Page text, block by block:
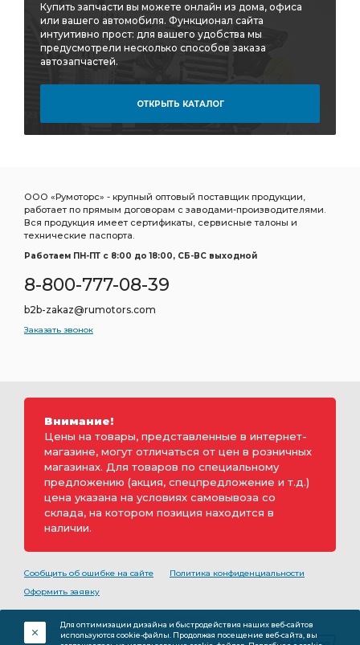
Купить запчасти вы можете онлайн из дома, офиса
или вашего автомобиля. Функционал сайта
интуитивно прост: для вашего удобства мы
предусмотрели несколько способов заказа
автозапчастей.
ОТКРЫТЬ КАТАЛОГ
ООО «Румоторс» - крупный оптовый поставщик продукции,
работает по прямым договорам с заводами-производителями.
Вся продукция имеет сертификаты, сервисные талоны и
технические паспорта.
Работаем ПН-ПТ c 8:00 до 18:00, СБ-ВС выходной
8-800-777-08-39
b2b-zakaz@rumotors.com
Заказать звонок
Внимание!
Цены на товары, представленные в интернет-
магазине, могут отличаться от цен в розничных
магазинах. Для товаров по специальному
предложению (акция, спецпредложение и т.д.)
цена указана на условиях самовывоза со
склада, на котором позиция находится в
наличии.
Сообщить об ошибке на сайте
Политика конфиденциальности
Оформить заявку
обозначением ООО «РуМоторс». Все права на
разработку принадлежат ООО «Румоторс». Не является
Для оптимизации дизайна и быстродействия наших веб-сайтов
используются cookie-файлы. Продолжая посещение веб-сайта, вы